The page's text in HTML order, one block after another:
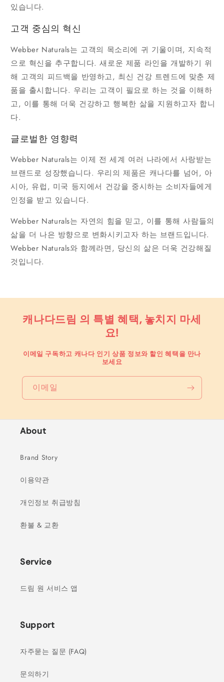
있습니다.
고객 중심의 혁신
Webber Naturals는 고객의 목소리에 귀 기울이며, 지속적
으로 혁신을 추구합니다. 새로운 제품 라인을 개발하기 위
해 고객의 피드백을 반영하고, 최신 건강 트렌드에 맞춘 제
품을 출시합니다. 우리는 고객이 필요로 하는 것을 이해하
고, 이를 통해 더욱 건강하고 행복한 삶을 지원하고자 합니
다.
글로벌한 영향력
Webber Naturals는 이제 전 세계 여러 나라에서 사랑받는
브랜드로 성장했습니다. 우리의 제품은 캐나다를 넘어, 아
시아, 유럽, 미국 등지에서 건강을 중시하는 소비자들에게
인정을 받고 있습니다.
Webber Naturals는 자연의 힘을 믿고, 이를 통해 사람들의
삶을 더 나은 방향으로 변화시키고자 하는 브랜드입니다.
Webber Naturals와 함께라면, 당신의 삶은 더욱 건강해질
것입니다.
캐나다드림 의 특별 혜택, 놓치지 마세
요!
이메일 구독하고 캐나다 인기 상품 정보와 할인 혜택을 만나
보세요
이메일
About
Brand Story
이용약관
개인정보 취급방침
환불 & 교환
Service
드림 원 서비스 앱
Support
자주묻는 질문 (FAQ)
문의하기